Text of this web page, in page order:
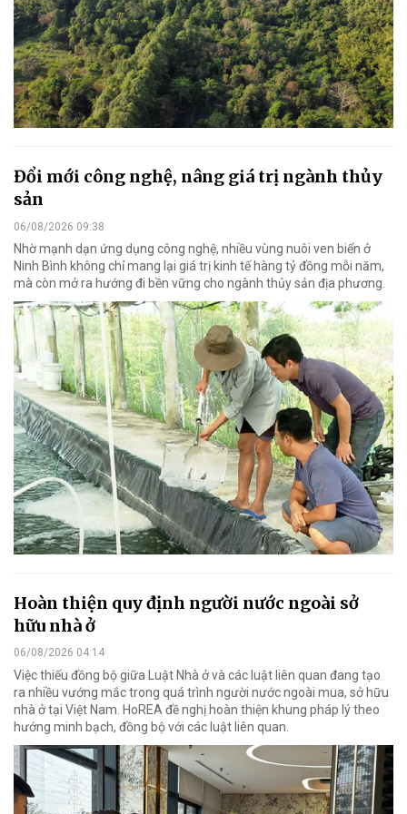
Đổi mới công nghệ, nâng giá trị ngành thủy
sản
06/08/2026 09:38
Nhờ mạnh dạn ứng dụng công nghệ, nhiều vùng nuôi ven biển ở
Ninh Bình không chỉ mang lại giá trị kinh tế hàng tỷ đồng mỗi năm,
mà còn mở ra hướng đi bền vững cho ngành thủy sản địa phương.
Hoàn thiện quy định người nước ngoài sở
hữu nhà ở
06/08/2026 04:14
Việc thiếu đồng bộ giữa Luật Nhà ở và các luật liên quan đang tạo
ra nhiều vướng mắc trong quá trình người nước ngoài mua, sở hữu
nhà ở tại Việt Nam. HoREA đề nghị hoàn thiện khung pháp lý theo
hướng minh bạch, đồng bộ với các luật liên quan.